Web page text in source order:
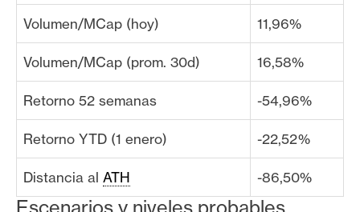
Volumen/MCap (hoy) 11,96%
Volumen/MCap (prom. 30d) 16,58%
Retorno 52 semanas -54,96%
Retorno YTD (1 enero) -22,52%
Distancia al ATH -86,50%